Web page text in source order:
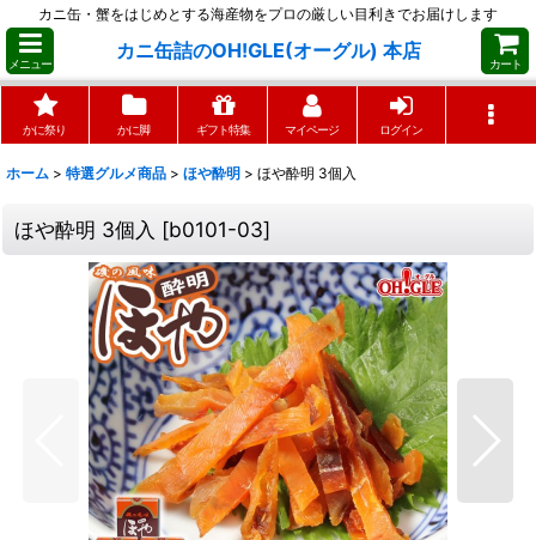
カニ缶・蟹をはじめとする海産物をプロの厳しい目利きでお届けします
メニュー
カニ缶詰のOH!GLE(オーグル) 本店
カート
かに祭り かに脚 ギフト特集 マイページ ログイン
ホーム > 特選グルメ商品 > ほや酔明 > ほや酔明 3個入
ほや酔明 3個入 [b0101-03]